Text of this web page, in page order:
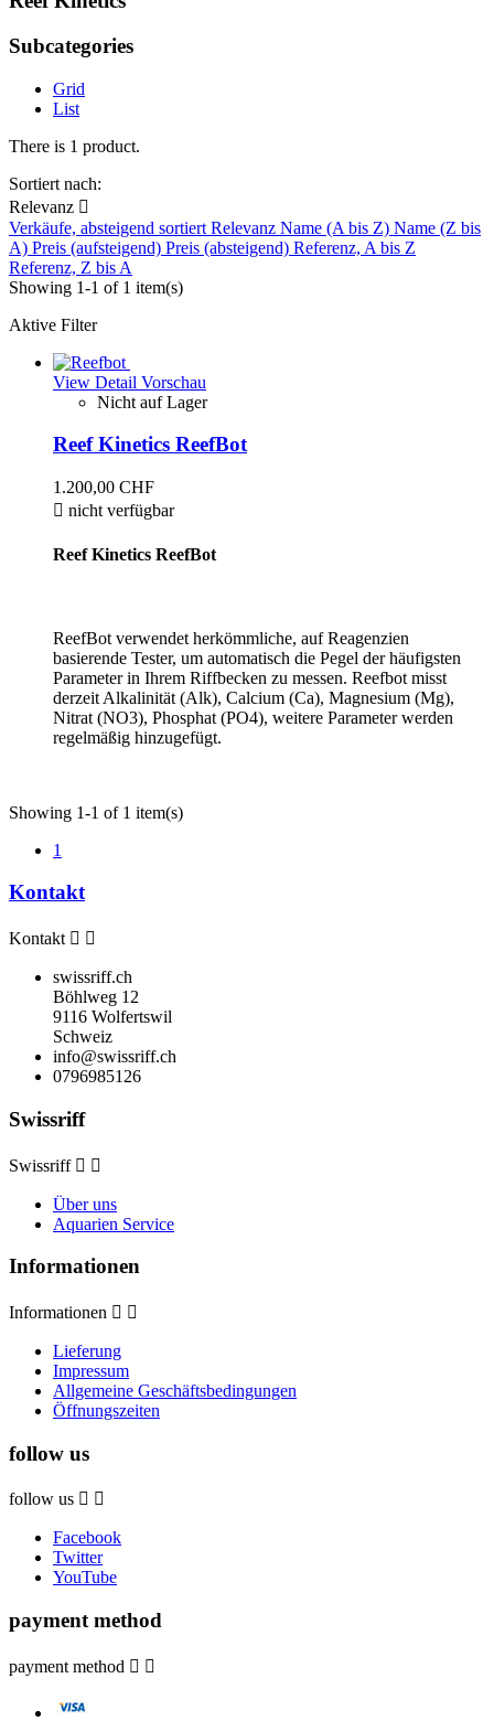
Subcategories
Grid
List
There is 1 product.
Sortiert nach:
Relevanz 
Verkäufe, absteigend sortiert Relevanz Name (A bis Z) Name (Z bis
A) Preis (aufsteigend) Preis (absteigend) Referenz, A bis Z
Referenz, Z bis A
Showing 1-1 of 1 item(s)
Aktive Filter
View Detail Vorschau
Nicht auf Lager
Reef Kinetics ReefBot
1.200,00 CHF
 nicht verfügbar
Reef Kinetics ReefBot
ReefBot verwendet herkömmliche, auf Reagenzien
basierende Tester, um automatisch die Pegel der häufigsten
Parameter in Ihrem Riffbecken zu messen. Reefbot misst
derzeit Alkalinität (Alk), Calcium (Ca), Magnesium (Mg),
Nitrat (NO3), Phosphat (PO4), weitere Parameter werden
regelmäßig hinzugefügt.
Showing 1-1 of 1 item(s)
1
Kontakt
Kontakt  
swissriff.ch
Böhlweg 12
9116 Wolfertswil
Schweiz
info@swissriff.ch
0796985126
Swissriff
Swissriff  
Über uns
Aquarien Service
Informationen
Informationen  
Lieferung
Impressum
Allgemeine Geschäftsbedingungen
Öffnungszeiten
follow us
follow us  
Facebook
Twitter
YouTube
payment method
payment method  